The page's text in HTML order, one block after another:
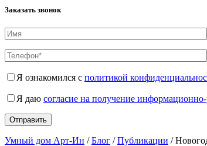
Заказать звонок
Я ознакомился с политикой
Я даю согласие на получение
Умный дом Арт-Ин /Блог /Публикации /